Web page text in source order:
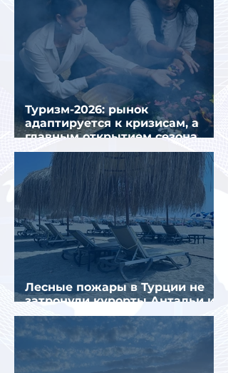
Туризм-2026: рынок
адаптируется к кризисам, а
главным открытием сезона
стал Вьетнам
Лесные пожары в Турции не
затронули курорты Антальи и
Муглы